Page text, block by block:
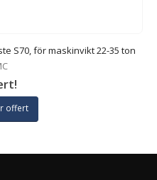
S70, för maskinvikt 22-35 ton
offert